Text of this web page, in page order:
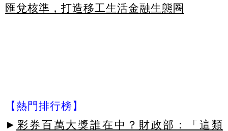
匯兌核準，打造移工生活金融生態圈
【熱門排行榜】
► 彩券百萬大獎誰在中？財政部：「這類